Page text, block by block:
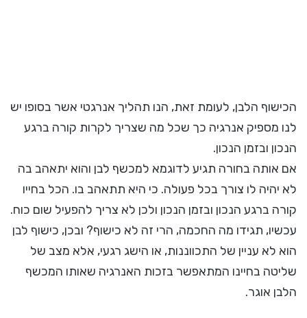
הכישוף הלבן, לעומת זאת, הנו תהליך אנרגטי אשר בסופו יש
לנו מספיק אנרגיה כך שכל מה שצריך לקרות קורה ברגע
הנכון ובזמן הנכון.
אם אותה בחורה תגיע לדוגמא למכשף לבן והוא יתאהב בה
לא יהיה לו צורך בכל פעולה. כי היא תתאהב בו. הכל בחייו
קורה ברגע הנכון ובזמן הנכון ולכן לא צריך להפעיל שום כוח.
עכשיו, תגידו מה החכמה, הרי זה לא כישוף? ובכן, כישוף לבן
הוא לא עניין של התכווננות, או הישג רגעי, אלא מצב של
שליטה בחיינו המתאפשר בזכות האנרגיה שאותו המכשף
הלבן אוגר.